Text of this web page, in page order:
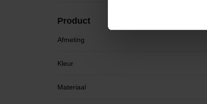
Product
Afmeting
Kleur
Materiaal